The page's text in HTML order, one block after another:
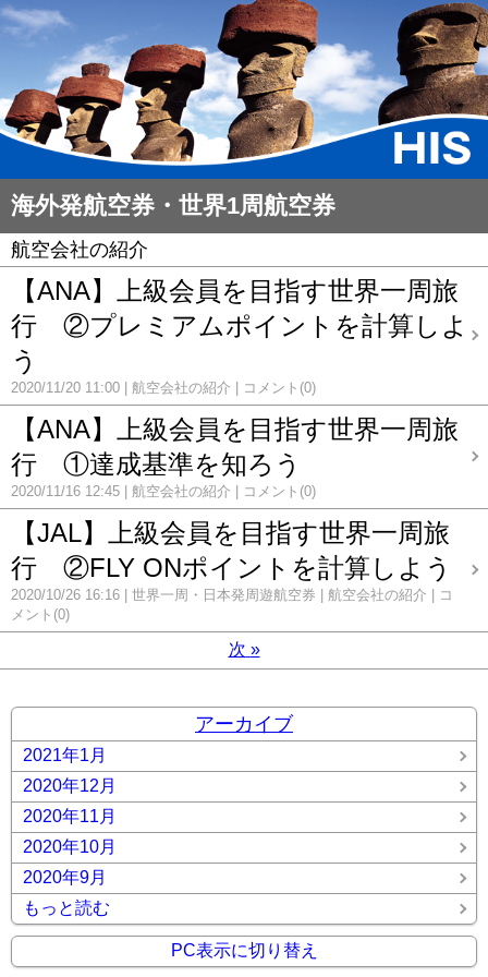
海外発航空券・世界1周航空券
航空会社の紹介
【ANA】上級会員を目指す世界一周旅
行 ②プレミアムポイントを計算しよ
う
2020/11/20 11:00 航空会社の紹介 コメント(0)
【ANA】上級会員を目指す世界一周旅
行 ①達成基準を知ろう
2020/11/16 12:45 航空会社の紹介 コメント(0)
【JAL】上級会員を目指す世界一周旅
行 ②FLY ONポイントを計算しよう
2020/10/26 16:16 世界一周・日本発周遊航空券 航空会社の紹介
コ
メント(0)
次 »
アーカイブ
2021年1月
2020年12月
2020年11月
2020年10月
2020年9月
もっと読む
PC表示に切り替え